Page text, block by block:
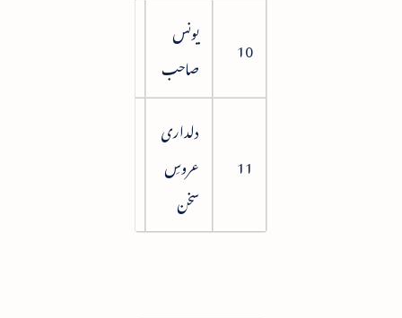
10
یونس
صاحب
11
دلداری
عروسِ
سخن